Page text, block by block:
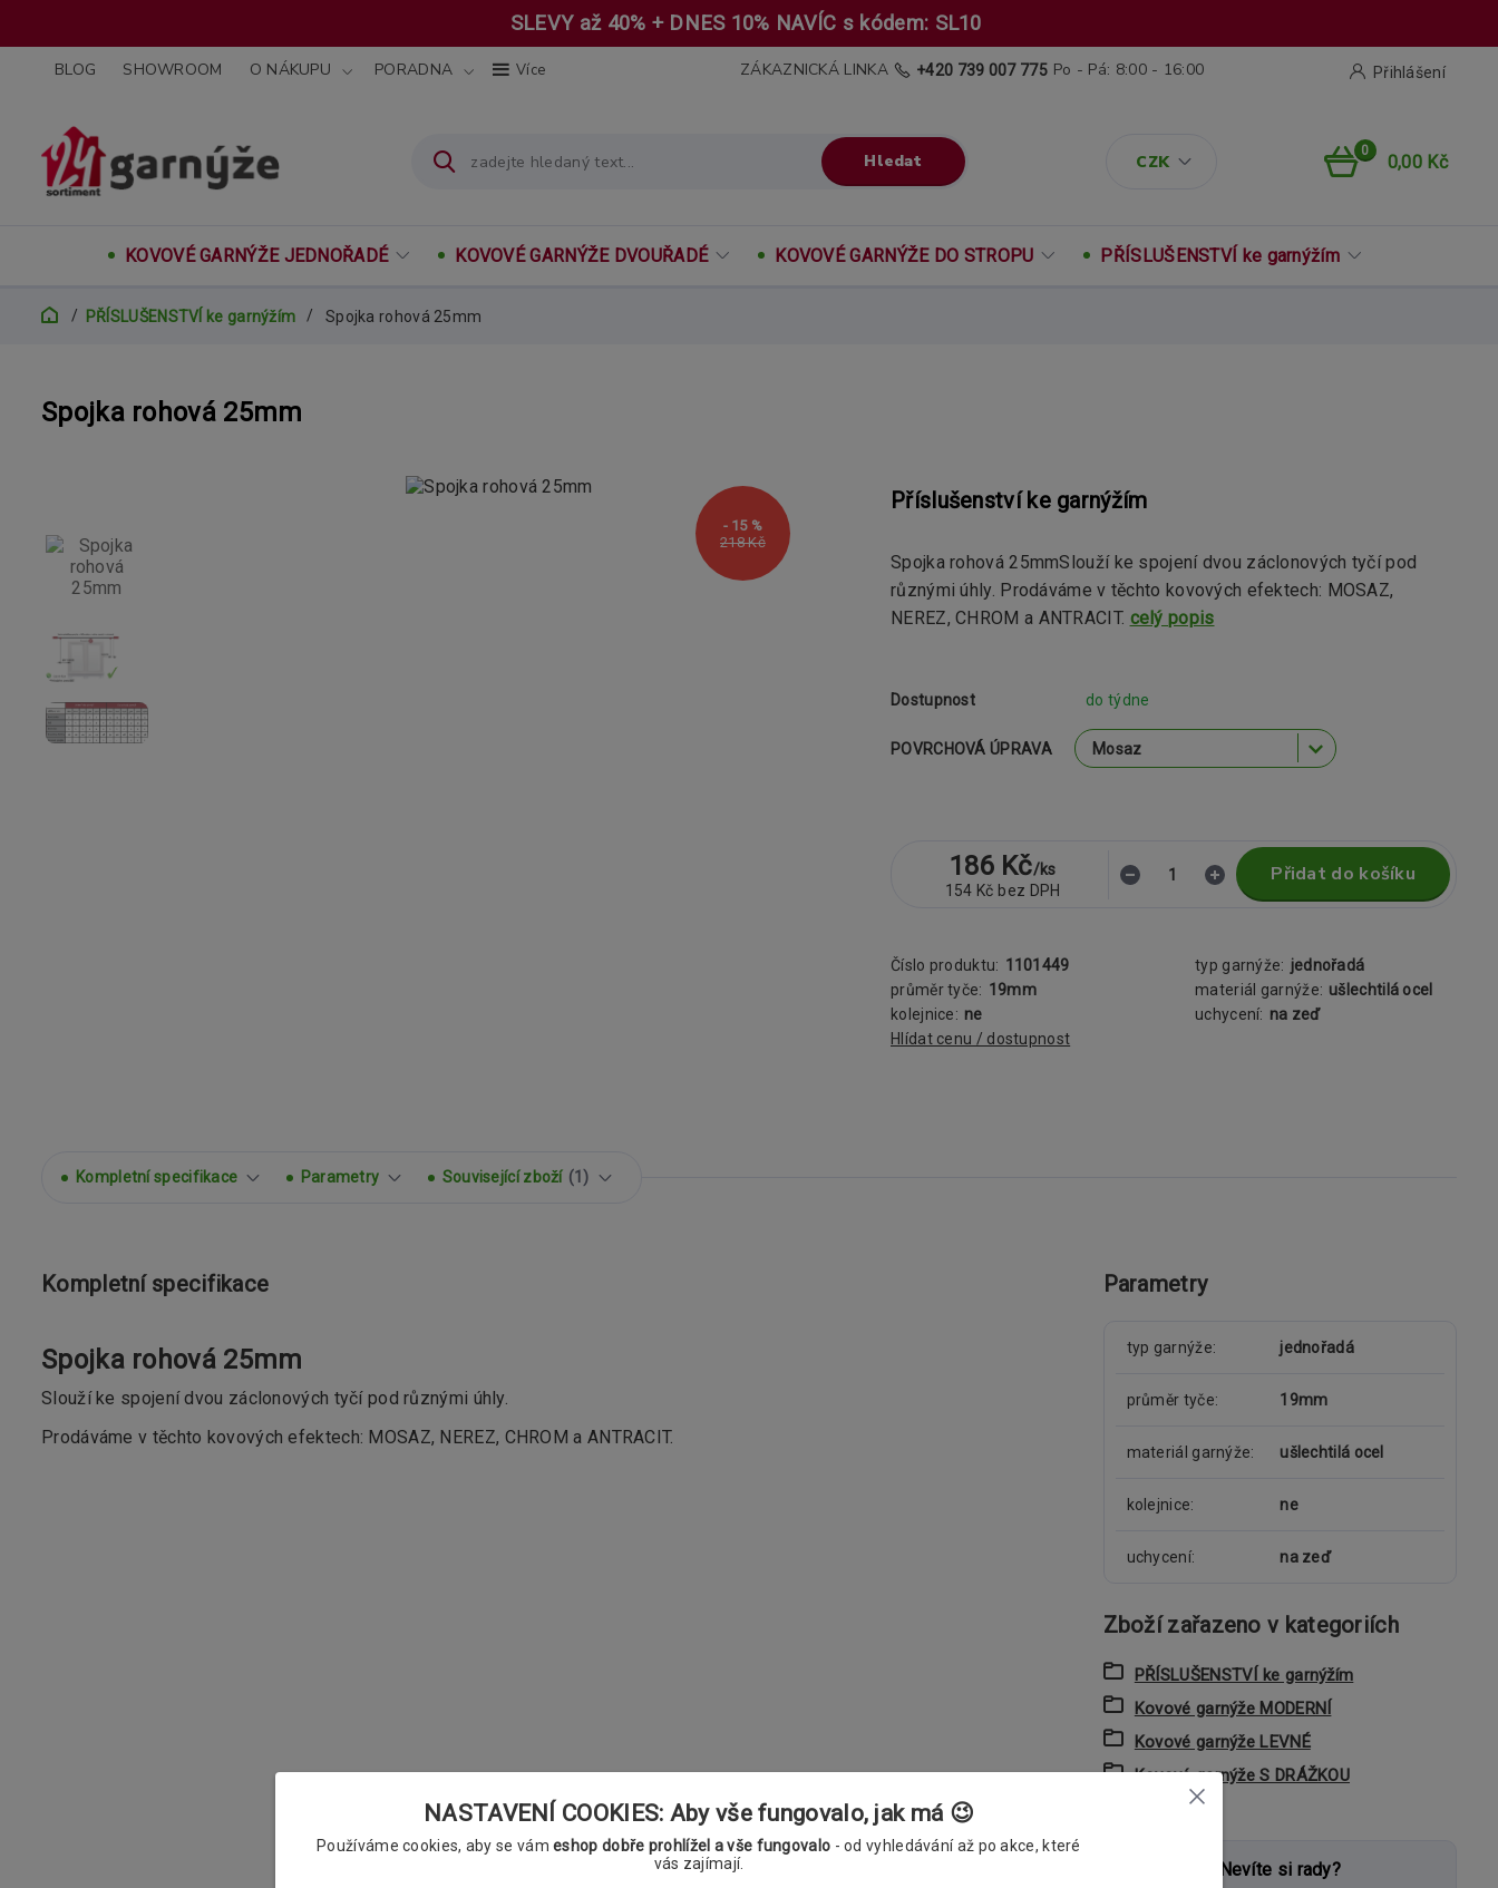
SLEVY až 40% + DNES 10% NAVÍC s kódem: SL10
BLOG SHOWROOM O NÁKUPU PORADNA Více
CZK
Přihlášení
Hledat
ZÁKAZNICKÁ LINKA +420 739 007 775 Po - Pá: 8:00 - 16:00
0
0,00 Kč
KOVOVÉ GARNÝŽE JEDNOŘADÉ KOVOVÉ GARNÝŽE DVOUŘADÉ KOVOVÉ GARNÝŽE DO STROPU PŘÍSLUŠENSTVÍ ke garnýžím
PŘÍSLUŠENSTVÍ ke garnýžím Spojka rohová 25mm
Spojka rohová 25mm
218 Kč
- 15 %
Příslušenství ke garnýžím
Spojka rohová 25mmSlouží ke spojení dvou záclonových tyčí pod
různými úhly. Prodáváme v těchto kovových efektech: MOSAZ,
NEREZ, CHROM a ANTRACIT. celý popis
Dostupnost do týdne
POVRCHOVÁ ÚPRAVA
186 Kč/ks
154 Kč bez DPH
Přidat do košíku
Číslo produktu: 1101449 typ garnýže: jednořadá
průměr tyče: 19mm materiál garnýže: ušlechtilá ocel
kolejnice: ne uchycení: na zeď
Hlídat cenu / dostupnost
Kompletní specifikace Parametry Související zboží 1
Kompletní specifikace
Spojka rohová 25mm
Slouží ke spojení dvou záclonových tyčí pod různými úhly.
Prodáváme v těchto kovových efektech: MOSAZ, NEREZ, CHROM a ANTRACIT.
Parametry
typ garnýže jednořadá
průměr tyče 19mm
materiál garnýže ušlechtilá ocel
kolejnice ne
uchycení na zeď
Zboží zařazeno v kategoriích
PŘÍSLUŠENSTVÍ ke garnýžím
Kovové garnýže MODERNÍ
Kovové garnýže LEVNÉ
Kovové garnýže S DRÁŽKOU
Nevíte si rady?
NASTAVENÍ COOKIES: Aby vše fungovalo, jak má 😉
Používáme cookies, aby se vámeshop dobře prohlížel a vše fungovalo - od vyhledávání až po akce, které
vás zajímají.